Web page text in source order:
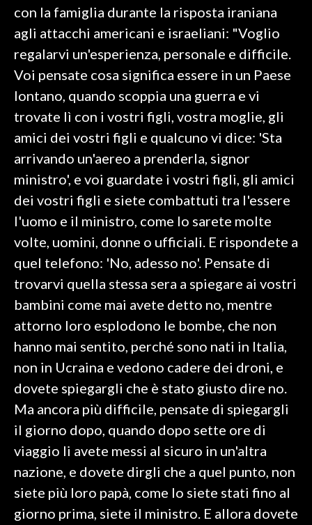
CULTURA
SPETTACOLI
GOSSIP
SALUTE
SARDEGNA TURISMO
SARDI NEL MONDO
NOTIZIE
EVENTI
3 MINUTI CON
INSULARITÀ
INFO AZIENDE
PUBBLICITÀ
SPIAGGE
con la famiglia durante la risposta iraniana
agli attacchi americani e israeliani: "Voglio
regalarvi un'esperienza, personale e difficile.
Voi pensate cosa significa essere in un Paese
lontano, quando scoppia una guerra e vi
trovate lì con i vostri figli, vostra moglie, gli
amici dei vostri figli e qualcuno vi dice: 'Sta
arrivando un'aereo a prenderla, signor
ministro', e voi guardate i vostri figli, gli amici
dei vostri figli e siete combattuti tra l'essere
l'uomo e il ministro, come lo sarete molte
volte, uomini, donne o ufficiali. E rispondete a
quel telefono: 'No, adesso no'. Pensate di
trovarvi quella stessa sera a spiegare ai vostri
bambini come mai avete detto no, mentre
attorno loro esplodono le bombe, che non
hanno mai sentito, perché sono nati in Italia,
non in Ucraina e vedono cadere dei droni, e
dovete spiegargli che è stato giusto dire no.
Ma ancora più difficile, pensate di spiegargli
il giorno dopo, quando dopo sette ore di
viaggio li avete messi al sicuro in un'altra
nazione, e dovete dirgli che a quel punto, non
siete più loro papà, come lo siete stati fino al
giorno prima, siete il ministro. E allora dovete